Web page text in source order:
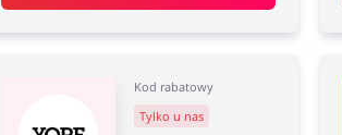
Kod rabatowy
Tylko u nas